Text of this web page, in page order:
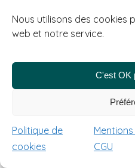
Nous utilisons des cookies
web et notre service.
C'est OK
Politique de
cookies
CGU
d’exploitation
en cas
(exemple : cyber attaque).
Grâce à notre
transition
et sérénité, en sachant
votre projet est pris en
professionnels
Notre objectif est de